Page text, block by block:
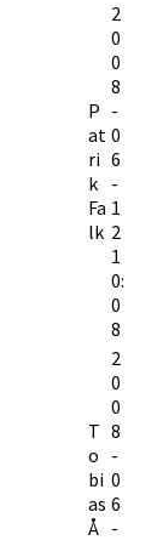
P
at
ri
k
Fa
lk
2
0
0
8
-
0
6
-
1
2
1
0:
0
8
T
o
bi
as
Å
2
0
0
8
-
0
6
-